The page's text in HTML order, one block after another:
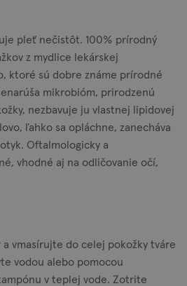
pleť nečistôt. 100% prírodný
z mydlice lekárskej
ktoré sú dobre známe prírodné
mikrobióm, prirodzenú
nezbavuje ju vlastnej lipidovej
ľahko sa opláchne, zanecháva
Oftalmologicky a
vhodné aj na odličovanie očí,
a vmasírujte do celej pokožky tváre
vodou alebo pomocou
v teplej vode. Zotrite